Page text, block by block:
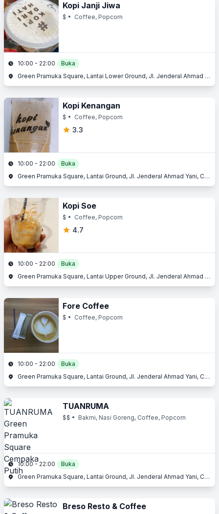
Kopi Janji Jiwa
$ • Coffee, Popcorn
10:00 - 22:00
Buka
Green Pramuka Square, Lantai Lower Ground, Jl. Jenderal Ahmad Yani, Cempaka Putih, Jakarta Pusat, Jakarta
Kopi Kenangan
$ • Coffee, Popcorn
3.3
10:00 - 22:00
Buka
Green Pramuka Square, Lantai Ground, Jl. Jenderal Ahmad Yani, Cempaka Putih, Jakarta Pusat, Jakarta
Kopi Soe
$ • Coffee, Popcorn
4.7
10:00 - 22:00
Buka
Green Pramuka Square, Lantai Upper Ground, Jl. Jenderal Ahmad Yani, Cempaka Putih, Jakarta Pusat, Jakarta
Fore Coffee
$ • Coffee, Popcorn
10:00 - 22:00
Buka
Green Pramuka Square, Lantai Ground, Jl. Jenderal Ahmad Yani, Cempaka Putih, Jakarta Pusat, Jakarta
TUANRUMA
$$ • Bakmi, Nasi Goreng, Coffee, Popcorn
10:00 - 22:00
Buka
Green Pramuka Square, Lantai Ground, Jl. Jenderal Ahmad Yani, Cempaka Putih, Jakarta Pusat, Jakarta
Breso Resto & Coffee